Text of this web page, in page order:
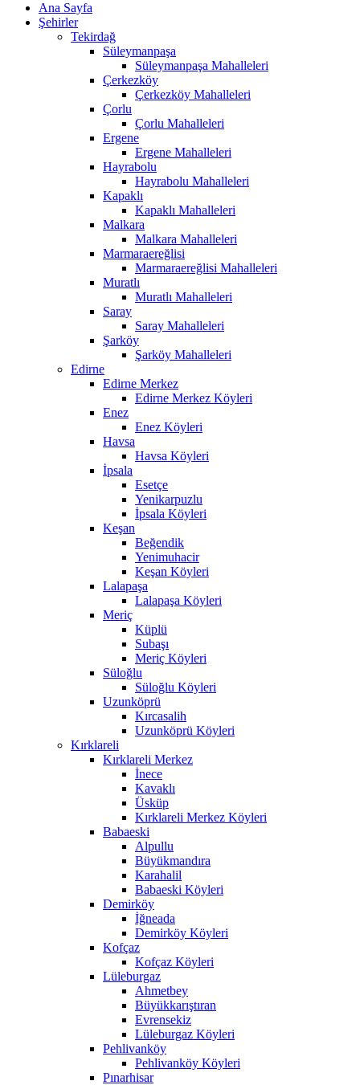
Ana Sayfa
Şehirler
Tekirdağ
Süleymanpaşa
Süleymanpaşa Mahalleleri
Çerkezköy
Çerkezköy Mahalleleri
Çorlu
Çorlu Mahalleleri
Ergene
Ergene Mahalleleri
Hayrabolu
Hayrabolu Mahalleleri
Kapaklı
Kapaklı Mahalleleri
Malkara
Malkara Mahalleleri
Marmaraereğlisi
Marmaraereğlisi Mahalleleri
Muratlı
Muratlı Mahalleleri
Saray
Saray Mahalleleri
Şarköy
Şarköy Mahalleleri
Edirne
Edirne Merkez
Edirne Merkez Köyleri
Enez
Enez Köyleri
Havsa
Havsa Köyleri
İpsala
Esetçe
Yenikarpuzlu
İpsala Köyleri
Keşan
Beğendik
Yenimuhacir
Keşan Köyleri
Lalapaşa
Lalapaşa Köyleri
Meriç
Küplü
Subaşı
Meriç Köyleri
Süloğlu
Süloğlu Köyleri
Uzunköprü
Kırcasalih
Uzunköprü Köyleri
Kırklareli
Kırklareli Merkez
İnece
Kavaklı
Üsküp
Kırklareli Merkez Köyleri
Babaeski
Alpullu
Büyükmandıra
Karahalil
Babaeski Köyleri
Demirköy
İğneada
Demirköy Köyleri
Kofçaz
Kofçaz Köyleri
Lüleburgaz
Ahmetbey
Büyükkarıştıran
Evrensekiz
Lüleburgaz Köyleri
Pehlivanköy
Pehlivanköy Köyleri
Pınarhisar